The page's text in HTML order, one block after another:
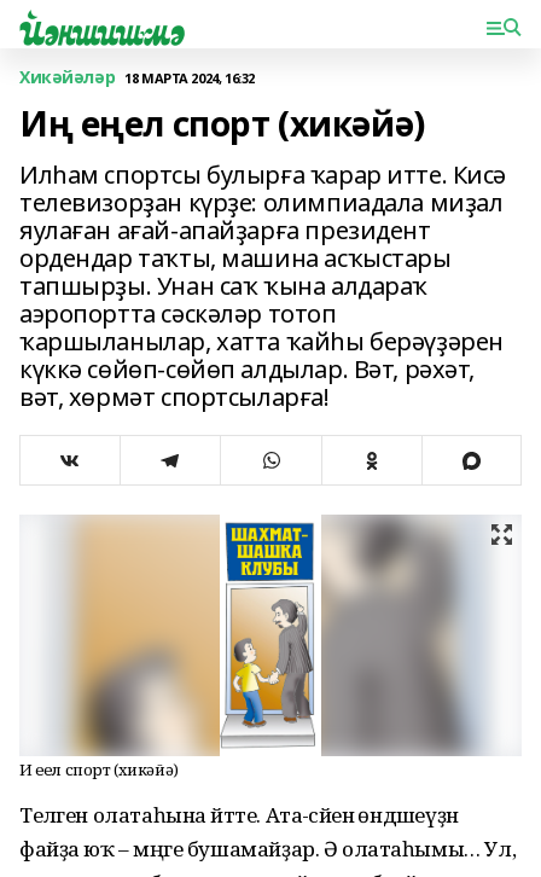
Хикәйәләр 18 МАРТА 2024, 16:32
Иң еңел спорт (хикәйә)
Илһам спортсы булырға ҡарар итте. Кисә
телевизорҙан күрҙе: олимпиадала миҙал
яулаған ағай-апайҙарға президент
ордендар таҡты, машина ас­ҡыстары
тапшырҙы. Унан саҡ ҡына алдараҡ
аэропортта сәскәләр тотоп
ҡаршыланылар, хатта ҡайһы берәүҙәрен
күккә сөйөп-сөйөп алдылар. Вәт, рәхәт,
вәт, хөрмәт спортсыларға!
Иң еңел спорт (хикәйә)
Теләген олатаһына әйтте. Ата-әсәйенә өндәшеүҙән
файҙа юҡ – мәңге бушамайҙар. Ә олатаһымы… Ул,